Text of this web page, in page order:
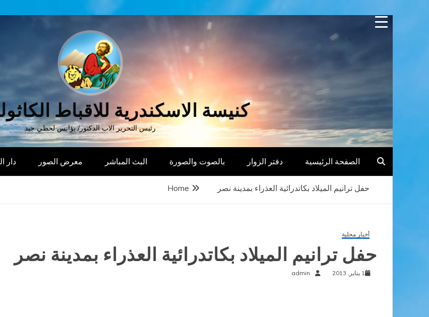
Skip
كنيسة الاسكندرية للاقباط
رئيس التحرير الاب الدكتور/ يؤانس لحظي جيد
الصفحة الرئيسية دفتر الزوار بالصوت والصورة البث المباشر معرض الصور دار
Home حفل ترانيم الميلاد بكاتدرائية العذراء بمدينة نصر
أخبار محلية
حفل ترانيم الميلاد بكاتدرائية العذراء بمدينة نصر
1 يناير, 2013 admin